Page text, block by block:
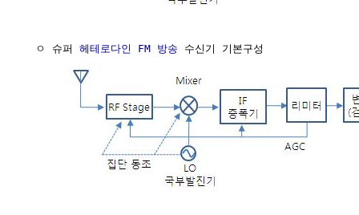
  ㅇ 슈퍼
헤테로다인 FM 방송 수신기 기본구성